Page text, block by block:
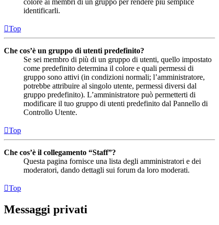
identificarli.
Top
Che cos’è un gruppo di utenti predefinito?
Se sei membro di più di un gruppo di utenti, quello impostato
come predefinito determina il colore e quali permessi di
gruppo sono attivi (in condizioni normali; l’amministratore,
potrebbe attribuire al singolo utente, permessi diversi dal
gruppo predefinito). L’amministratore può permetterti di
modificare il tuo gruppo di utenti predefinito dal Pannello di
Controllo Utente.
Top
Che cos’è il collegamento “Staff”?
Questa pagina fornisce una lista degli amministratori e dei
moderatori, dando dettagli sui forum da loro moderati.
Top
Messaggi privati